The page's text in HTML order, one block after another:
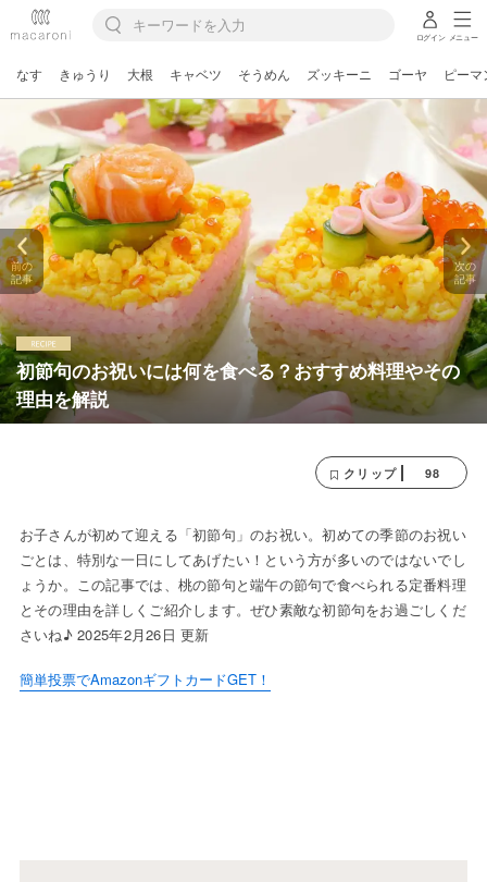
ログイン メニュー
なす きゅうり 大根 キャベツ そうめん ズッキーニ ゴーヤ ピーマ
初節句のお祝いには何を食べる？おすすめ料理やその
理由を解説
前の
記事
次の
記事
クリップ 98
お子さんが初めて迎える「初節句」のお祝い。初めての季節のお祝い
ごとは、特別な一日にしてあげたい！という方が多いのではないでし
ょうか。この記事では、桃の節句と端午の節句で食べられる定番料理
とその理由を詳しくご紹介します。ぜひ素敵な初節句をお過ごしくだ
さいね♪ 2025年2月26日 更新
簡単投票でAmazonギフトカードGET！